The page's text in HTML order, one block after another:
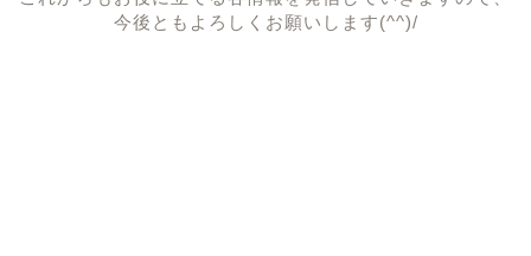
今後ともよろしくお願いします(^^)/